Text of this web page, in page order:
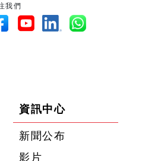
我們
資訊中心
新聞公布
影片